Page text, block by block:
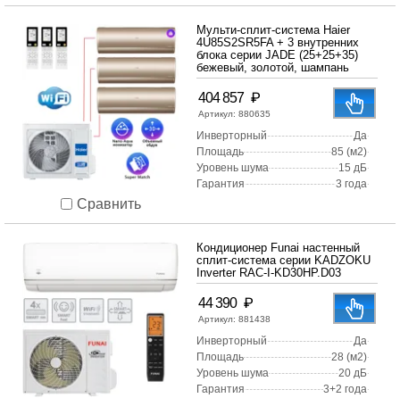
Сравнить
Мульти-сплит-система Haier
4U85S2SR5FA + 3 внутренних
блока серии JADE (25+25+35)
бежевый, золотой, шампань
404 857 ₽
Артикул: 880635
Инверторный
Да
Площадь
85 (м2)
Уровень шума
15 дБ
Гарантия
3 года
Кондиционер Funai настенный
сплит-система серии KADZOKU
Inverter RAC-I-KD30HP.D03
44 390 ₽
Артикул: 881438
Инверторный
Да
Площадь
28 (м2)
Уровень шума
20 дБ
Гарантия
3+2 года